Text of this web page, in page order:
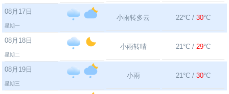
08月17日
星期一
小雨转多云 22°C / 30°C
08月18日
星期二
小雨转晴 21°C / 29°C
08月19日
星期三
小雨 21°C / 30°C